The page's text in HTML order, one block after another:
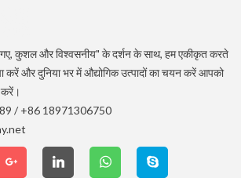
कुशल और विश्वसनीय" के दर्शन के साथ, हम एकीकृत करते
करें और दुनिया भर में औद्योगिक उत्पादों का चयन करें आपको
करें।
/ +86 18971306750